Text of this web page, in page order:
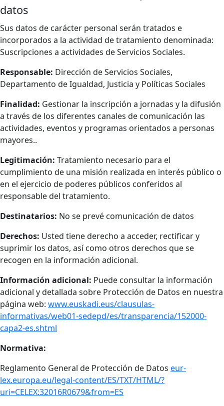
datos
Sus datos de carácter personal serán tratados e
incorporados a la actividad de tratamiento denominada:
Suscripciones a actividades de Servicios Sociales.
Responsable: Dirección de Servicios Sociales,
Departamento de Igualdad, Justicia y Políticas Sociales
Finalidad: Gestionar la inscripción a jornadas y la difusión
a través de los diferentes canales de comunicación las
actividades, eventos y programas orientados a personas
mayores..
Legitimación: Tratamiento necesario para el
cumplimiento de una misión realizada en interés público o
en el ejercicio de poderes públicos conferidos al
responsable del tratamiento.
Destinatarios: No se prevé comunicación de datos
Derechos: Usted tiene derecho a acceder, rectificar y
suprimir los datos, así como otros derechos que se
recogen en la información adicional.
Información adicional: Puede consultar la información
adicional y detallada sobre Protección de Datos en nuestra
página web: www.euskadi.eus/clausulas-
informativas/web01-sedepd/es/transparencia/152000-
capa2-es.shtml
Normativa:
Reglamento General de Protección de Datos eur-
lex.europa.eu/legal-content/ES/TXT/HTML/?
uri=CELEX:32016R0679&from=ES